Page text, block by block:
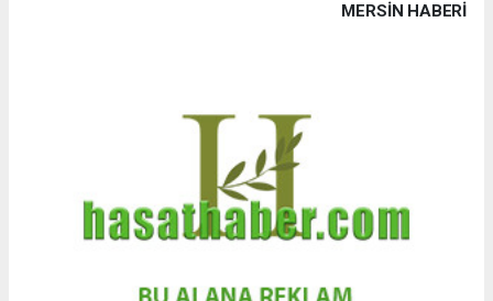
MERSIN HABERİ